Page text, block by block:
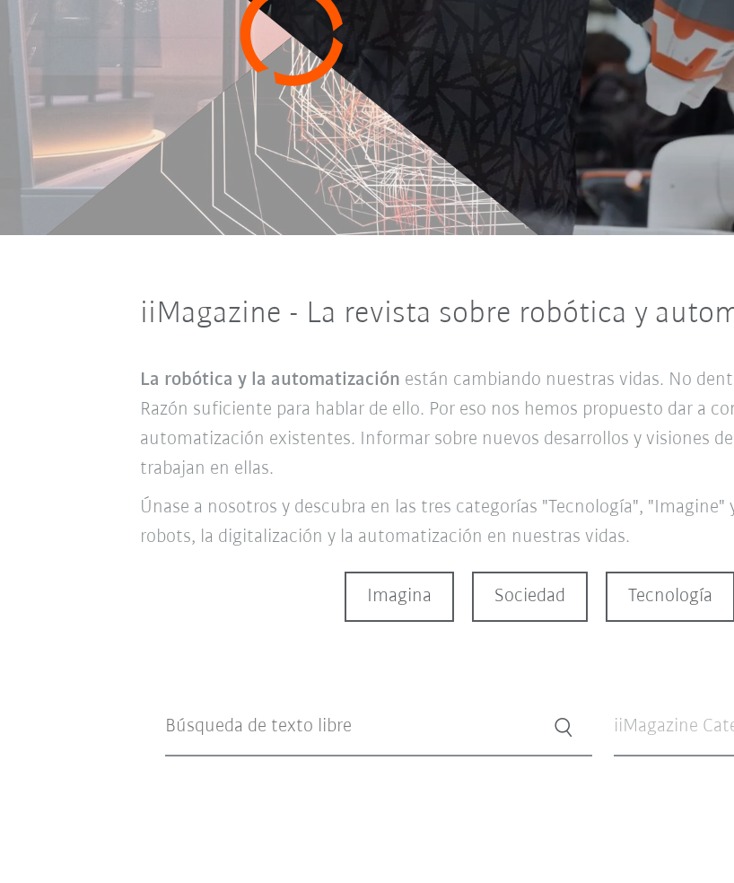
iiMagazine - La revista sobre robótica y
La robótica y la automatización están cambiando nuestras vidas. No
Razón suficiente para hablar de ello. Por eso nos hemos propuesto dar a
automatización existentes. Informar sobre nuevos desarrollos y visiones
trabajan en ellas.
Únase a nosotros y descubra en las tres categorías "Tecnología",
robots, la digitalización y la automatización en nuestras vidas.
Imagina Sociedad Tecnología
iiMagazine